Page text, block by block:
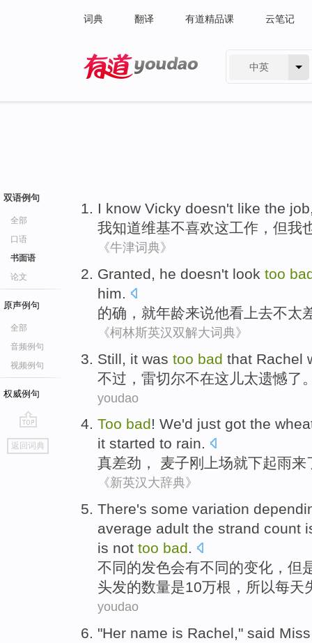
词典 翻译 有道精品课 云笔记
中英
双语例句
全部
口语
书面语
论文
原声例句
全部
音频例句
视频例句
权威例句
go
top
返回词典
I know Vicky doesn't like the job
我知道维基不喜欢这工作 ， 但我
《牛津词典》
Granted, he doesn't look too
him.
的确 ， 就年龄来说他看上去不太
《柯林斯英汉双解大词典》
Still, it was too bad that Rachel
不过，雷切尔不在这儿太遗憾了
youdao
Too bad! We'd just got the
it started to rain.
真差劲 ， 麦子刚上场就下起雨来
《新英汉大辞典》
There's some variation
average adult the strand count
is not too bad.
不同的发色会有不同的变化 ， 但
头发的数量是10万根， 所以每天
youdao
"Her name is Rachel," said